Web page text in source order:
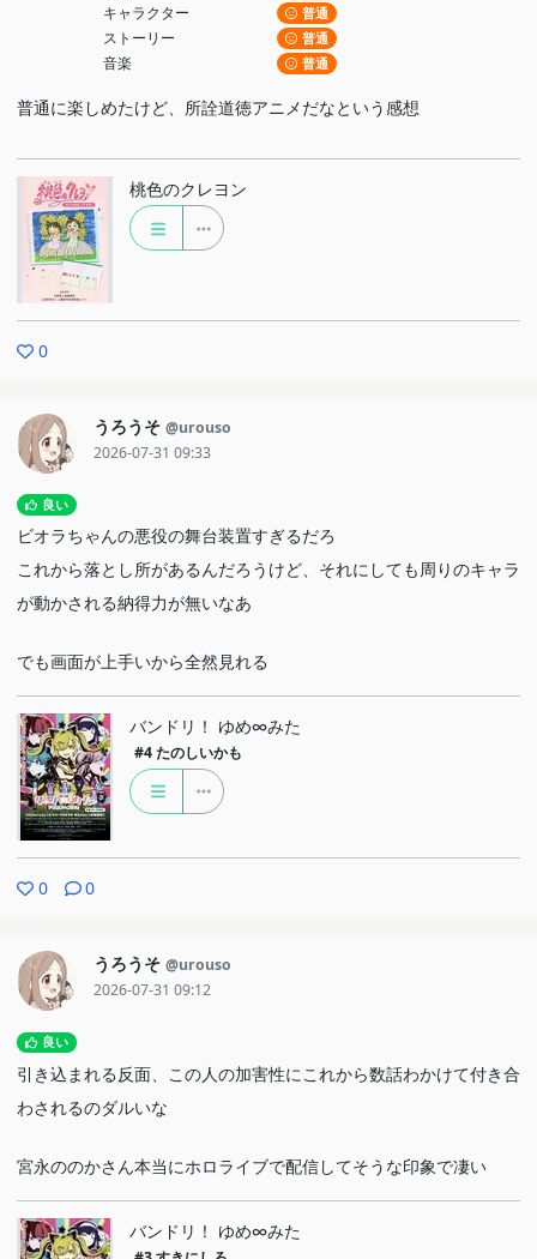
キャラクター 普通
ストーリー 普通
音楽 普通
普通に楽しめたけど、所詮道徳アニメだなという感想
桃色のクレヨン
0
うろうそ @urouso
2026-07-31 09:33
良い
ビオラちゃんの悪役の舞台装置すぎるだろ
これから落とし所があるんだろうけど、それにしても周りのキャラ
が動かされる納得力が無いなあ
でも画面が上手いから全然見れる
バンドリ！ ゆめ∞みた
#4 たのしいかも
0 0
うろうそ @urouso
2026-07-31 09:12
良い
引き込まれる反面、この人の加害性にこれから数話わかけて付き合
わされるのダルいな
宮永ののかさん本当にホロライブで配信してそうな印象で凄い
バンドリ！ ゆめ∞みた